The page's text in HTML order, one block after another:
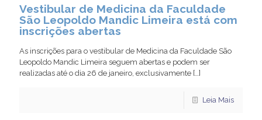
Vestibular de Medicina da Faculdade
São Leopoldo Mandic Limeira está com
inscrições abertas
As inscrições para o vestibular de Medicina da Faculdade São
Leopoldo Mandic Limeira seguem abertas e podem ser
realizadas até o dia 26 de janeiro, exclusivamente […]
Leia Mais